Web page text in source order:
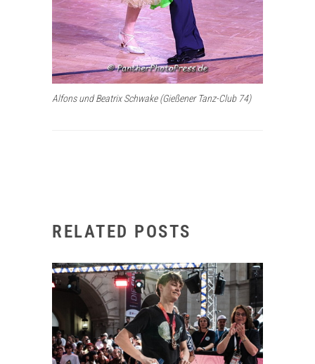
Alfons und Beatrix Schwake (Gießener Tanz-Club 74)
RELATED POSTS